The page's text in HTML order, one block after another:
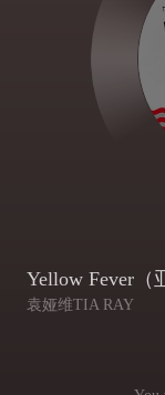
Yellow Fever（
袁娅维TIA RAY